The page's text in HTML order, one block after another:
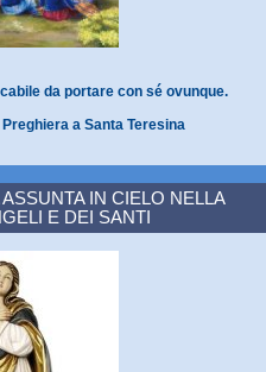
da portare con sé ovunque.
a Santa Teresina
IN CIELO NELLA
E DEI SANTI